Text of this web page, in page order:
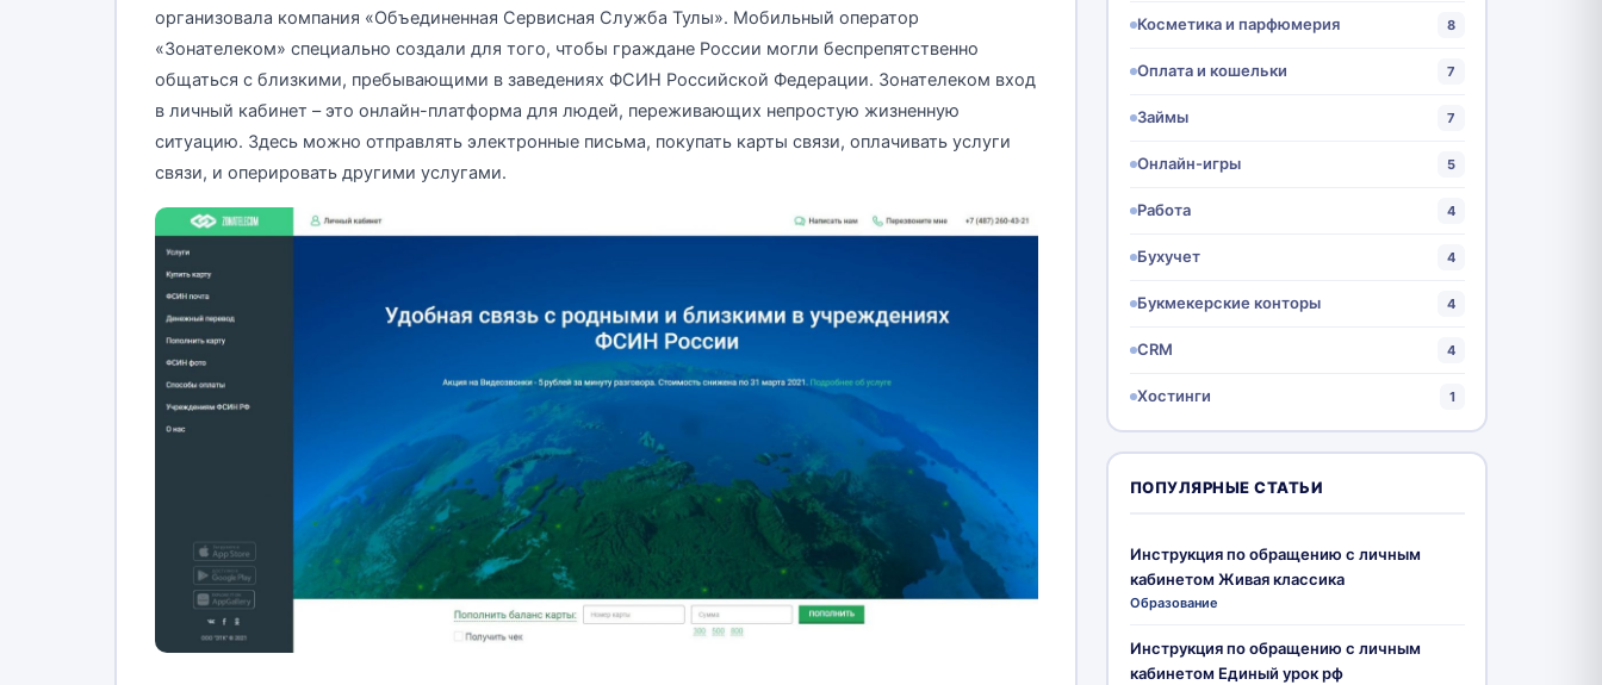
организовала компания «Объединенная Сервисная Служба Тулы». Мобильный оператор
«Зонателеком» специально создали для того, чтобы граждане России могли беспрепятственно
общаться с близкими, пребывающими в заведениях ФСИН Российской Федерации. Зонателеком вход
в личный кабинет – это онлайн-платформа для людей, переживающих непростую жизненную
ситуацию. Здесь можно отправлять электронные письма, покупать карты связи, оплачивать услуги
связи, и оперировать другими услугами.
Косметика и парфюмерия 8
Оплата и кошельки 7
Займы 7
Онлайн-игры 5
Работа 4
Бухучет 4
Букмекерские конторы 4
CRM 4
Хостинги 1
ПОПУЛЯРНЫЕ СТАТЬИ
Инструкция по обращению с личным
кабинетом Живая классика
Образование
Инструкция по обращению с личным
кабинетом Единый урок рф